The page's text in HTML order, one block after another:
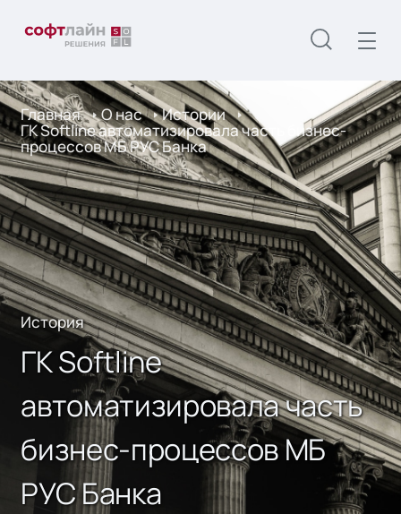
Главная О нас Истории
ГК Softline автоматизировала часть бизнес-
процессов МБ РУС Банка
История
ГК Softline
автоматизировала часть
бизнес-процессов МБ
РУС Банка